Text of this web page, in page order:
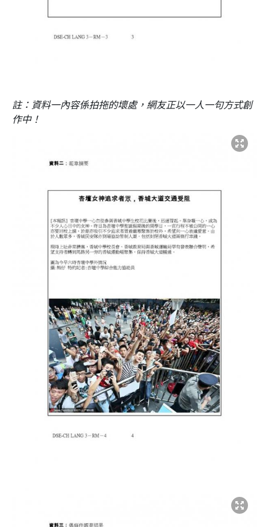
註： 資料一內容係拍拖的壞處， 網友正以一人一句方式創
作中！